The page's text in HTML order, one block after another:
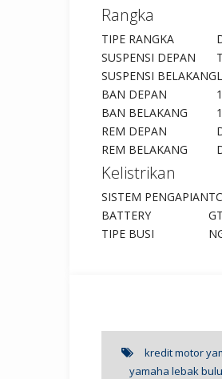
Rangka
TIPE RANGKA
SUSPENSI DEPAN
SUSPENSI BELAKANG
BAN DEPAN
BAN BELAKANG
REM DEPAN
REM BELAKANG
Kelistrikan
SISTEM PENGAPIAN
BATTERY
TIPE BUSI
kredit motor
yamaha lebak